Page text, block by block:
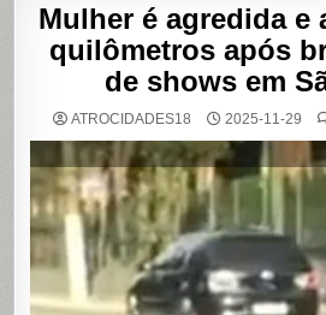
Mulher é agredida e
quilômetros após
de shows em
ATROCIDADES18 2025-11-29